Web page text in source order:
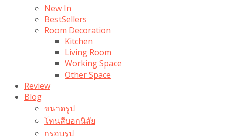
New In
BestSellers
Room Decoration
Kitchen
Living Room
Working Space
Other Space
Review
Blog
ขนาดรูป
โทนสีบอกนิสัย
กรอบรูป